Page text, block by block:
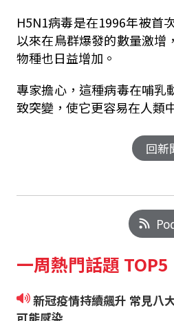
H5N1病毒是在1996年被首
以來在鳥群爆發的數量激增
物種也日益增加。
專家擔心，這種病毒在哺乳
致突變，使它更容易在人類
回新
一周熱門話題 TOP5
新冠疫情持續飆升 常見八大症狀 沒發燒也
可能感染